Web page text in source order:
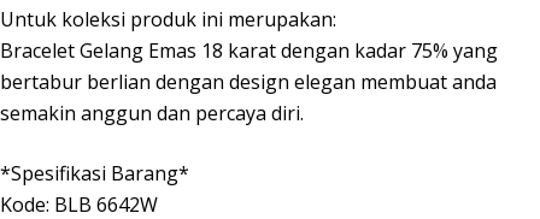
Untuk koleksi produk ini merupakan:
Bracelet Gelang Emas 18 karat dengan kadar 75% yang
bertabur berlian dengan design elegan membuat anda
semakin anggun dan percaya diri.
*Spesifikasi Barang*
Kode: BLB 6642W